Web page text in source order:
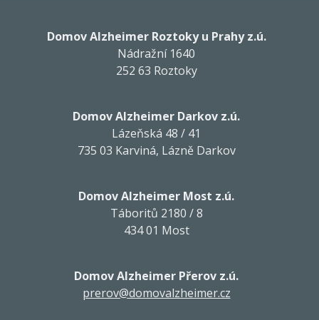
Domov Alzheimer Roztoky u Prahy z.ú.
Nádražní 1640
252 63 Roztoky
Domov Alzheimer Darkov z.ú.
Lázeňská 48 / 41
735 03 Karviná, Lázně Darkov
Domov Alzheimer Most z.ú.
Táboritů 2180 / 8
434 01 Most
Domov Alzheimer Přerov z.ú.
prerov@domovalzheimer.cz